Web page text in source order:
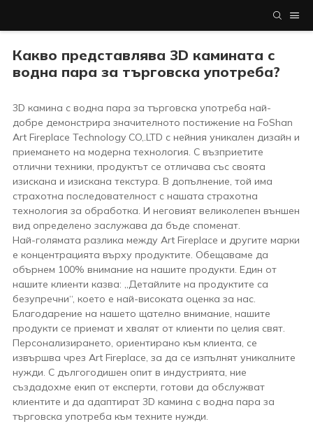
Какво представлява 3D камината с
водна пара за търговска употреба?
3D камина с водна пара за търговска употреба най-
добре демонстрира значителното постижение на FoShan
Art Fireplace Technology CO,.LTD с нейния уникален дизайн и
приемането на модерна технология. С възприетите
отлични техники, продуктът се отличава със своята
изискана и изискана текстура. В допълнение, той има
страхотна последователност с нашата страхотна
технология за обработка. И неговият великолепен външен
вид определено заслужава да бъде споменат.
Най-голямата разлика между Art Fireplace и другите марки
е концентрацията върху продуктите. Обещаваме да
обърнем 100% внимание на нашите продукти. Един от
нашите клиенти казва: „Детайлите на продуктите са
безупречни“, което е най-високата оценка за нас.
Благодарение на нашето щателно внимание, нашите
продукти се приемат и хвалят от клиенти по целия свят.
Персонализирането, ориентирано към клиента, се
извършва чрез Art Fireplace, за да се изпълнят уникалните
нужди. С дългогодишен опит в индустрията, ние
създадохме екип от експерти, готови да обслужват
клиентите и да адаптират 3D камина с водна пара за
търговска употреба към техните нужди.